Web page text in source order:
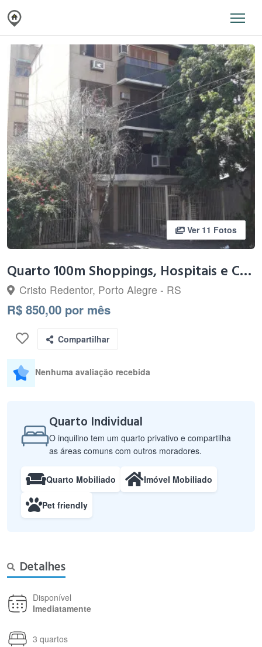
Ver 11 Fotos
Quarto 100m Shoppings, Hospitais e Comercio da Assis
Cristo Redentor, Porto Alegre - RS
R$ 850,00 por mês
Compartilhar
Nenhuma avaliação recebida
Quarto Individual
O inquilino tem um quarto privativo e compartilha
as áreas comuns com outros moradores.
Quarto Mobiliado Imóvel Mobiliado
Pet friendly
Detalhes
Disponível
Imediatamente
3 quartos